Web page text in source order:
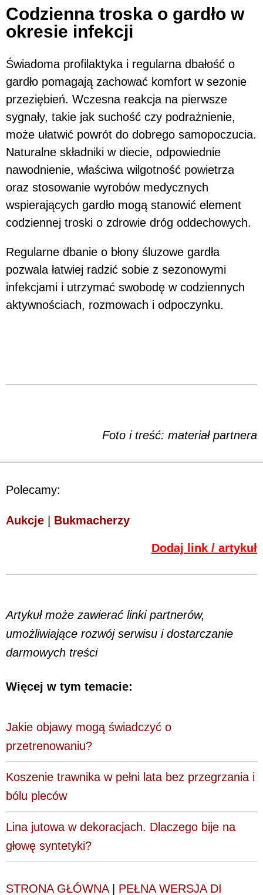
Codzienna troska o gardło w
okresie infekcji
Świadoma profilaktyka i regularna dbałość o
gardło pomagają zachować komfort w sezonie
przeziębień. Wczesna reakcja na pierwsze
sygnały, takie jak suchość czy podrażnienie,
może ułatwić powrót do dobrego samopoczucia.
Naturalne składniki w diecie, odpowiednie
nawodnienie, właściwa wilgotność powietrza
oraz stosowanie wyrobów medycznych
wspierających gardło mogą stanowić element
codziennej troski o zdrowie dróg oddechowych.
Regularne dbanie o błony śluzowe gardła
pozwala łatwiej radzić sobie z sezonowymi
infekcjami i utrzymać swobodę w codziennych
aktywnościach, rozmowach i odpoczynku.
Foto i treść: materiał partnera
Polecamy:
Aukcje Bukmacherzy
Dodaj link / artykuł
Artykuł może zawierać linki partnerów,
umożliwiające rozwój serwisu i dostarczanie
darmowych treści
Więcej w tym temacie:
Jakie objawy mogą świadczyć o
przetrenowaniu?
Koszenie trawnika w pełni lata bez przegrzania i
bólu pleców
Lina jutowa w dekoracjach. Dlaczego bije na
głowę syntetyki?
STRONA GŁÓWNA| PEŁNA WERSJA DI